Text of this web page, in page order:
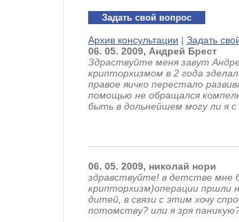
Задать свой вопрос
Архив консультации | Задать
06. 05. 2009, Андрей Брест
Здраствуйте меня завут
крипторхизмом в 2 года
правое яичко перестало
помощью не обращался
быть в дольнейшем могу ли я
06. 05. 2009, николай нори
здравствуйте! в детстве мне
крипторхизм)операции пршли
дитей, в связи с этим хочу
потомству? или я зря